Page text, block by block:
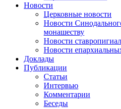
Новости
Церковные новости
Новости
монашеству
Новости
Новости
Доклады
Публикации
Статьи
Интервью
Комментарии
Беседы